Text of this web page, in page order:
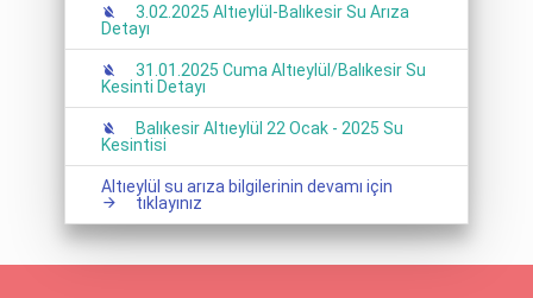
3.02.2025 Altıeylül-Balıkesir Su Arıza
Detayı
31.01.2025 Cuma Altıeylül/Balıkesir Su
Kesinti Detayı
Balıkesir Altıeylül 22 Ocak - 2025 Su
Kesintisi
Altıeylül su arıza bilgilerinin devamı için
tıklayınız